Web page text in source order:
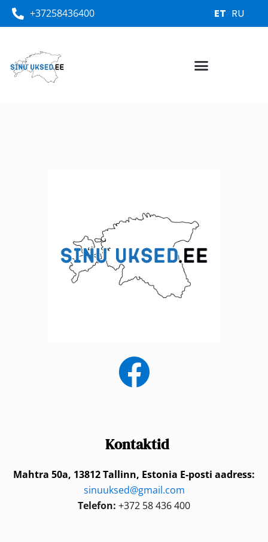
+37258436400 ET RU
Kontaktid
Mahtra 50a, 13812 Tallinn, Estonia E-posti aadress:
sinuuksed@gmail.com
Telefon: +372 58 436 400